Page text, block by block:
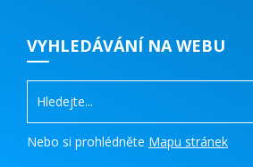
VYHLEDÁVÁNÍ NA WEBU
Nebo si prohlédněte Mapu stránek